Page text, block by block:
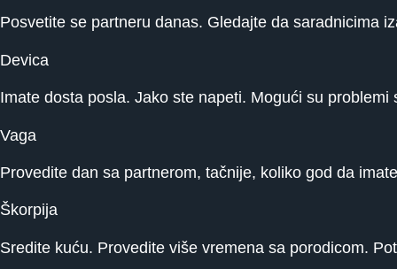
Posvetite se partneru danas. Gledajte da saradnicima
Devica
Imate dosta posla. Jako ste napeti. Mogući su
Vaga
Provedite dan sa partnerom, tačnije, koliko god da
Škorpija
Sredite kuću. Provedite više vremena sa porodicom.